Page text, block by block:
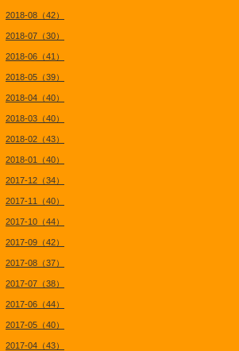
2018-08（42）
2018-07（30）
2018-06（41）
2018-05（39）
2018-04（40）
2018-03（40）
2018-02（43）
2018-01（40）
2017-12（34）
2017-11（40）
2017-10（44）
2017-09（42）
2017-08（37）
2017-07（38）
2017-06（44）
2017-05（40）
2017-04（43）